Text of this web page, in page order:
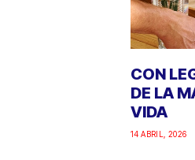
CON
DE LA
VIDA
14 ABRIL, 2026